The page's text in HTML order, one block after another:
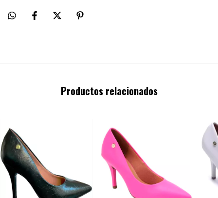
Productos relacionados